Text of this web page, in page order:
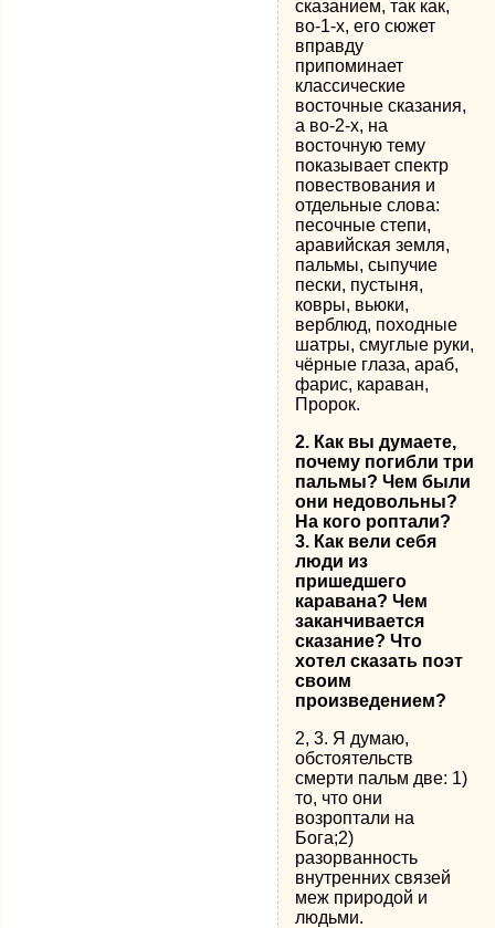
сказанием, так как,
во-1-х, его сюжет
вправду
припоминает
классические
восточные сказания,
а во-2-х, на
восточную тему
показывает спектр
повествования и
отдельные слова:
песочные степи,
аравийская земля,
пальмы, сыпучие
пески, пустыня,
ковры, вьюки,
верблюд, походные
шатры, смуглые руки,
чёрные глаза, араб,
фарис, караван,
Пророк.
2. Как вы думаете,
почему погибли три
пальмы? Чем были
они недовольны?
На кого роптали?
3. Как вели себя
люди из
пришедшего
каравана? Чем
заканчивается
сказание? Что
хотел сказать поэт
своим
произведением?
2, 3. Я думаю,
обстоятельств
смерти пальм две: 1)
то, что они
возроптали на
Бога;2)
разорванность
внутренних связей
меж природой и
людьми.